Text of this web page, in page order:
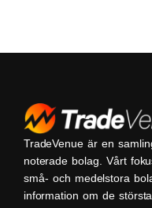
TradeVenue är en
noterade bolag. Vårt
små- och medelstora
information om de